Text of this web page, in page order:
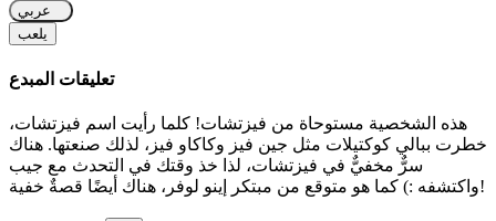
عربي
يلعب
تعليقات المبدع
هذه الشخصية مستوحاة من فيزتشات! كلما رأيت اسم فيزتشات،
خطرت ببالي كوكتيلات مثل جين فيز وكاكاو فيز، لذلك صنعتها. هناك
سرٌّ مخفيٌّ في فيزتشات، لذا خذ وقتك في التحدث مع جيب
واكتشفه :) كما هو متوقع من مبتكر إينو لوفر، هناك أيضًا قصةٌ خفية!